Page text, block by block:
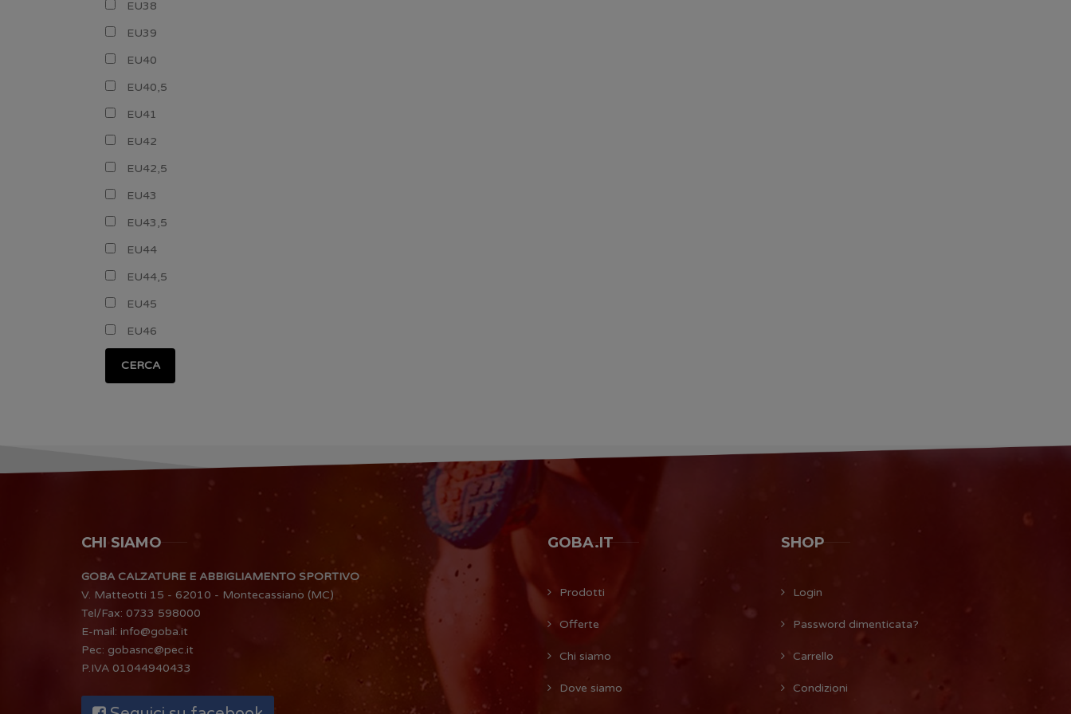
EU38
EU39
EU40
EU40,5
EU41
EU42
EU42,5
EU43
EU43,5
EU44
EU44,5
EU45
EU46
CERCA
CHI SIAMO
GOBA CALZATURE E ABBIGLIAMENTO SPORTIVO
V. Matteotti 15 - 62010 - Montecassiano (MC)
Tel/Fax: 0733 598000
E-mail: info@goba.it
Pec: gobasnc@pec.it
P.IVA 01044940433
GOBA.IT
Prodotti
Offerte
Chi siamo
Dove siamo
SHOP
Login
Password dimenticata?
Carrello
Condizioni